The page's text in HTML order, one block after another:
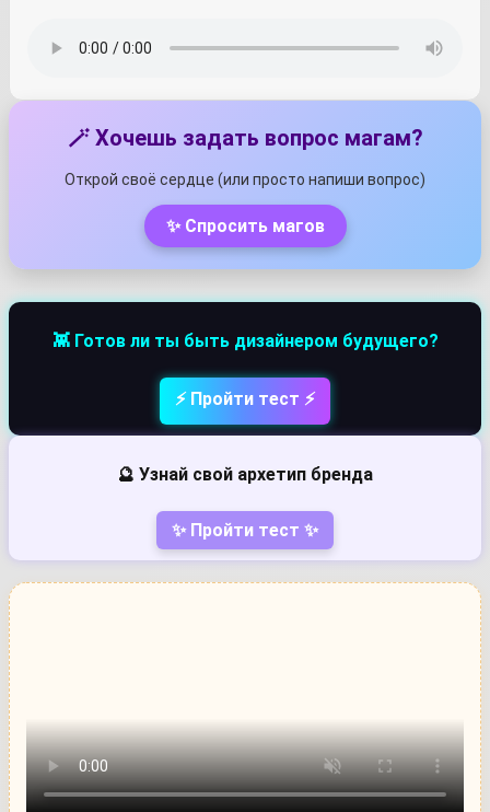
🪄 Хочешь задать вопрос магам?
Открой своё сердце (или просто напиши вопрос)
✨ Спросить магов
👾 Готов ли ты быть дизайнером будущего?
⚡ Пройти тест ⚡
🔮 Узнай свой архетип бренда
✨ Пройти тест ✨